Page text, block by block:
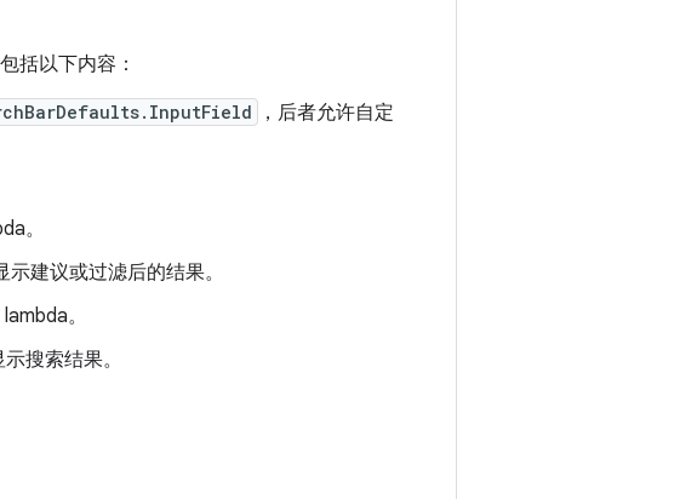
括以下内容：
，后者允许自定
。
建议或过滤后的结果。
。
搜索结果。